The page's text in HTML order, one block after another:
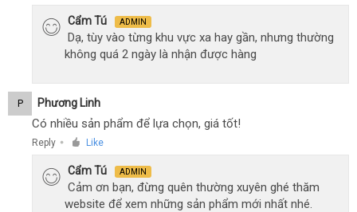
Cẩm Tú ADMIN
Dạ, tùy vào từng khu vực xa hay gần, nhưng thường
không quá 2 ngày là nhận được hàng
P Phương Linh
Có nhiều sản phẩm để lựa chọn, giá tốt!
Reply ● Like
Cẩm Tú ADMIN
Cảm ơn bạn, đừng quên thường xuyên ghé thăm
website để xem những sản phẩm mới nhất nhé.